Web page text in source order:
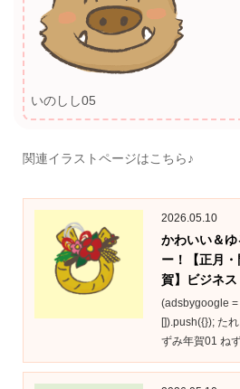
いのしし05
関連イラストページはこちら♪
2026.05.10
かわいい＆
ー！【正月
賀】ビジネ
(adsbygoogle =
[]).push({}); た
ずみ年賀01 ね